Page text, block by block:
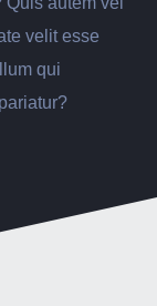
velit esse
qui